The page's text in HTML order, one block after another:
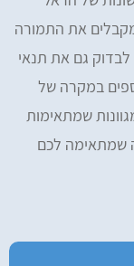
את התמורה
גם את תנאי
במקרה של
שמתאימות
שמתאימה לכם